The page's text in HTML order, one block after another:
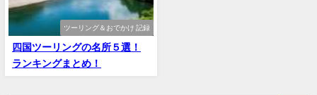
ツーリング＆おでかけ 記録
四国ツーリングの名所５選！
ランキングまとめ！